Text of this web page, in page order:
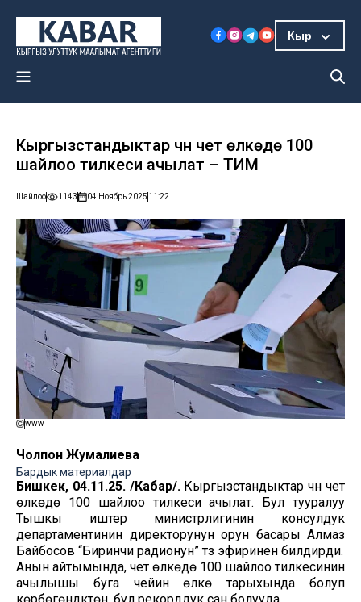
Кыр
Кыргызстандыктар үчүн чет өлкөдө 100
шайлоо тилкеси ачылат – ТИМ
Шайлоо 1143 04 Ноябрь 2025 11:22
www
Чолпон Жумалиева
Бардык материалдар
Бишкек, 04.11.25. /Кабар/. Кыргызстандыктар үчүн чет
өлкөдө 100 шайлоо тилкеси ачылат. Бул тууралуу
Тышкы иштер министрлигинин консулдук
департаментинин директорунун орун басары Алмаз
Байбосов “Биринчи радионун” түз эфиринен билдирди.
Анын айтымында, чет өлкөдө 100 шайлоо тилкесинин
ачылышы буга чейин өлкө тарыхында болуп
көрбөгөндүктөн, бул рекорддук сан болууда.